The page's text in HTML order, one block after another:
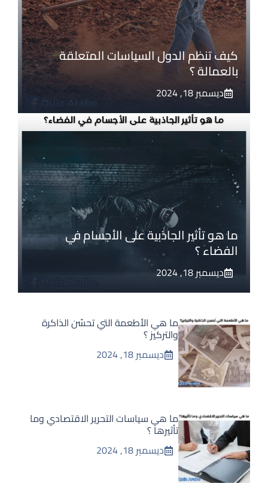
كيف تنظم الدول السياسات المتعلقة
بالعمالة ؟
ديسمبر 18, 2024
ما هو تأثير الجاذبية على الأجسام في
الفضاء ؟
ديسمبر 18, 2024
ما هي الأطعمة التي تحسّن الذاكرة
والتركيز ؟
ديسمبر 18, 2024
ما هي سياسات التحرير الاقتصادي وما
تأثيرها ؟
ديسمبر 18, 2024